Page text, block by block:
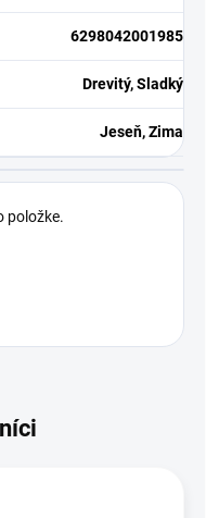
6298042001985
Drevitý, Sladký
Jeseň, Zima
položke.